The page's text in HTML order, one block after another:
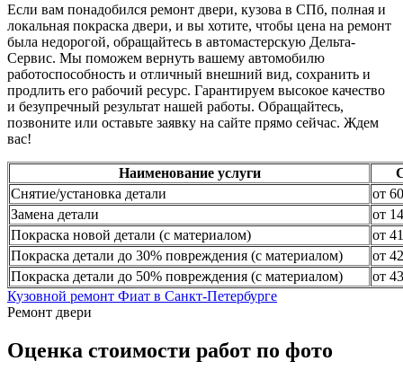
Если вам понадобился ремонт двери, кузова в СПб, полная и
локальная покраска двери, и вы хотите, чтобы цена на ремонт
была недорогой, обращайтесь в автомастерскую Дельта-
Сервис. Мы поможем вернуть вашему автомобилю
работоспособность и отличный внешний вид, сохранить и
продлить его рабочий ресурс. Гарантируем высокое качество
и безупречный результат нашей работы. Обращайтесь,
позвоните или оставьте заявку на сайте прямо сейчас. Ждем
вас!
Наименование услуги
Снятие/установка детали
от
Замена детали
от
Покраска новой детали (с материалом)
от
Покраска детали до 30% повреждения (с материалом)
от
Покраска детали до 50% повреждения (с материалом)
от
Кузовной ремонт Фиат в Санкт-Петербурге
Ремонт двери
Оценка стоимости работ по фото